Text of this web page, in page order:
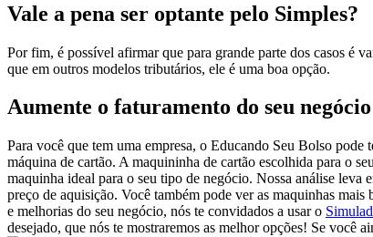
Vale a pena ser optante pelo Simples?
Por fim, é possível afirmar que para grande parte dos casos é
que em outros modelos tributários, ele é uma boa opção.
Aumente o faturamento do seu negócio
Para você que tem uma empresa, o Educando Seu Bolso
máquina de cartão. A maquininha de cartão escolhida para o
maquinha ideal para o seu tipo de negócio. Nossa análise leva
preço de aquisição. Você também pode ver as maquinhas
e melhorias do seu negócio, nós te convidados a usar o
desejado, que nós te mostraremos as melhor opções! Se você